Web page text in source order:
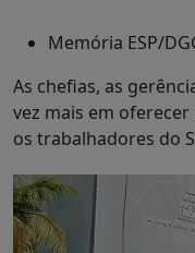
Memória ESP/
As chefias, as
vez mais em
os trabalhadores do